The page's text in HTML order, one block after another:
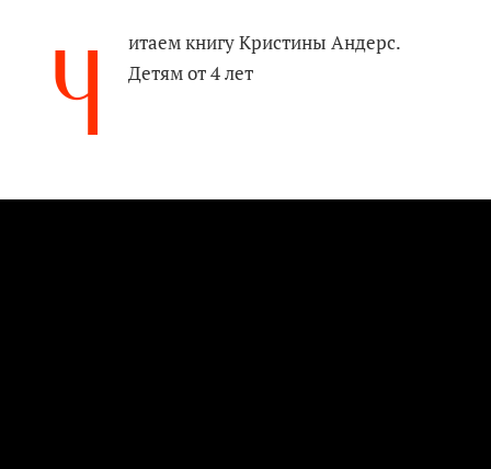
Ч
итаем книгу Кристины Андерс.
Детям от 4 лет